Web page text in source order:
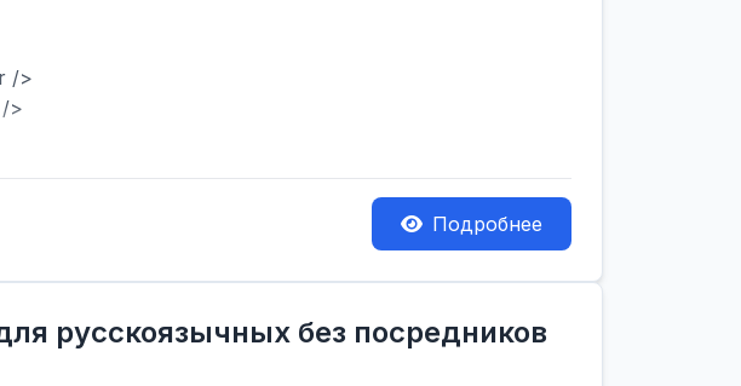
/>
>
Подробнее
русскоязычных без посредников